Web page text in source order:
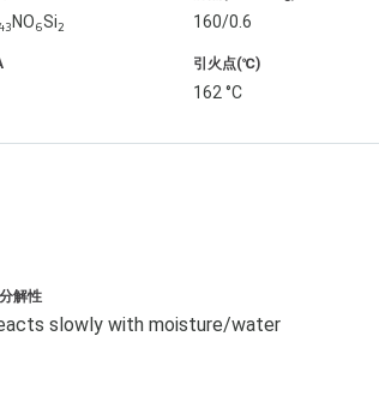
NO6Si2 160/0.6
引火点(℃)
162 °C
解性
slowly with moisture/water